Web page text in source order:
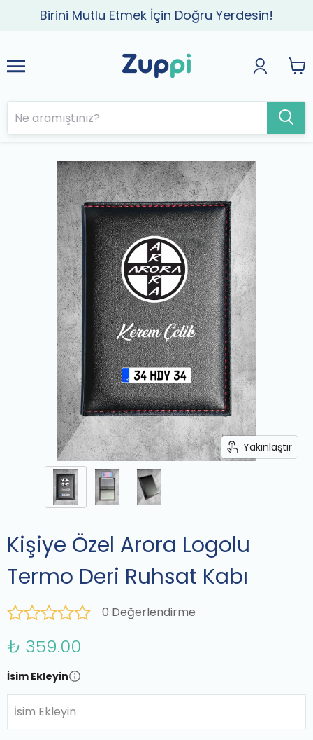
Birini Mutlu Etmek İçin Doğru Yerdesin!
Yakınlaştır
Kişiye Özel Arora Logolu
Termo Deri Ruhsat Kabı
0 Değerlendirme
₺ 359.00
İsim Ekleyin
İsim Ekleyin